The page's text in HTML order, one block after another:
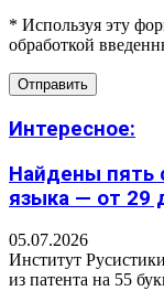
* Используя эту
обработкой
Интересное:
Найдены пять
языка — от 29
05.07.2026
Институт
из патента на 55